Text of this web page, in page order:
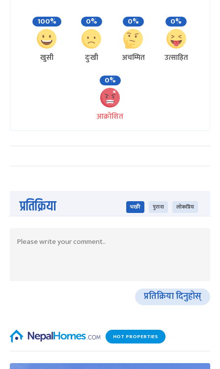
100%
खुसी
0%
दुःखी
0%
अचम्मित
0%
उत्साहित
0%
आक्रोशित
प्रतिक्रिया भर्खरै पुराना लोकप्रिय
प्रतिक्रिया दिनुहोस्
HOT PROPERTIES